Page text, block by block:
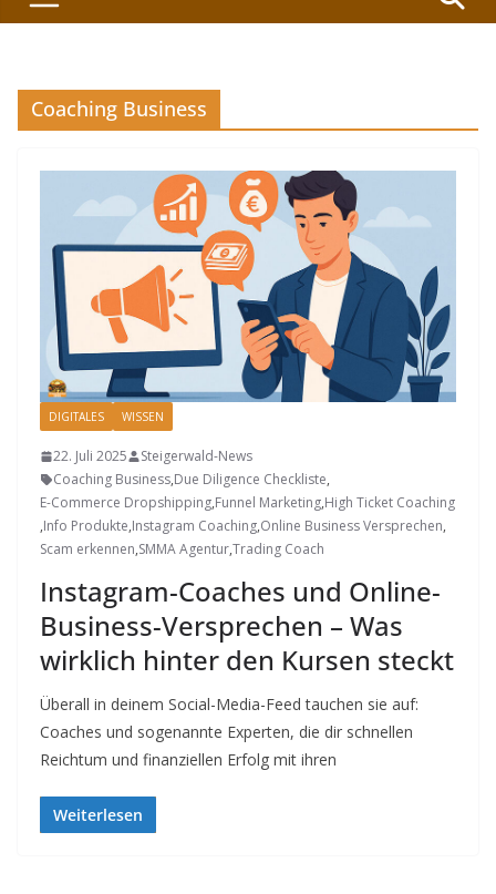
Coaching Business
DIGITALES WISSEN
22. Juli 2025
Steigerwald-News
Coaching Business,Due Diligence Checkliste,
E-Commerce Dropshipping,Funnel Marketing,High Ticket Coaching
,Info Produkte,Instagram Coaching,Online Business Versprechen,
Scam erkennen,SMMA Agentur,Trading Coach
Instagram-Coaches und Online-
Business-Versprechen – Was
wirklich hinter den Kursen steckt
Überall in deinem Social-Media-Feed tauchen sie auf:
Coaches und sogenannte Experten, die dir schnellen
Reichtum und finanziellen Erfolg mit ihren
Weiterlesen